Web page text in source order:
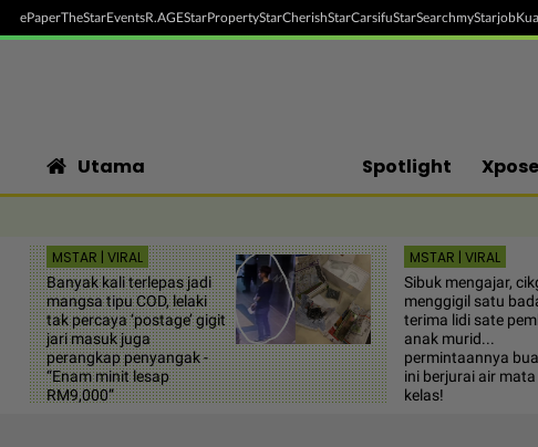
ePaperTheStarEventsR.AGEStarPropertyStarCherishStarCarsifuStarSearchmyStarjob
Utama Spotlight Xpose
MSTAR | VIRAL
Banyak kali terlepas jadi
mangsa tipu COD, lelaki
tak percaya ‘postage’ gigit
jari masuk juga
perangkap penyangak -
“Enam minit lesap
RM9,000”
MSTAR | VIRAL
Sibuk mengajar,
menggigil satu
terima lidi sate
anak murid...
permintaannya
ini berjurai air
kelas!